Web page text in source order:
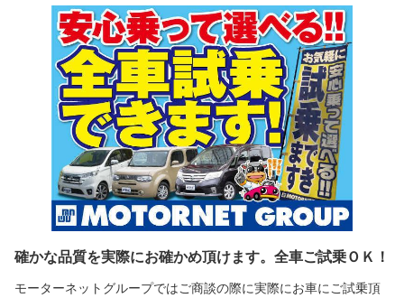
確かな品質を実際にお確かめ頂けます。全車ご試乗ＯＫ！
モーターネットグループではご商談の際に実際にお車にご試乗頂